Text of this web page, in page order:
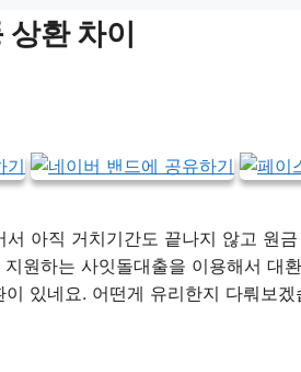
상환 차이
아직 거치기간도 끝나지 않고 원
원하는 사잇돌대출을 이용해서 대
있네요. 어떤게 유리한지 다뤄보겠